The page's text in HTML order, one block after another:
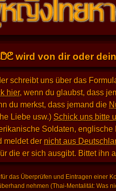
wird von dir oder
schreibt uns über das
hier, wenn du glaubst, dass
du merkst, dass jemand die
Liebe usw.) Schick uns bitte
Soldaten,
meldet der nicht aus
die er sich ausgibt. Bittet
das Überprüfen und Eintragen einer
nehmen (Thai-Mentalität: Was